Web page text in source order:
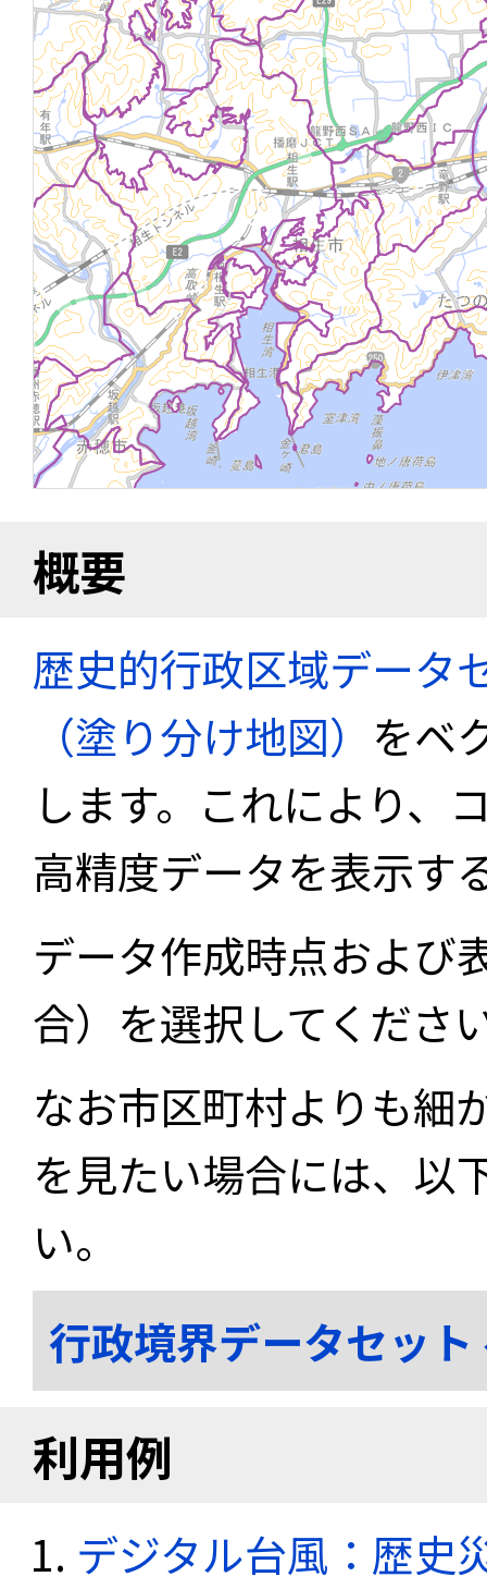
概要
歴史的行政区域データ
（塗り分け地図） をベ
します。これにより、
高精度データを表示す
データ作成時点および
合）を選択してくださ
なお市区町村よりも細
を見たい場合には、以
い。
行政境界データセッ
利用例
デジタル台風：歴史